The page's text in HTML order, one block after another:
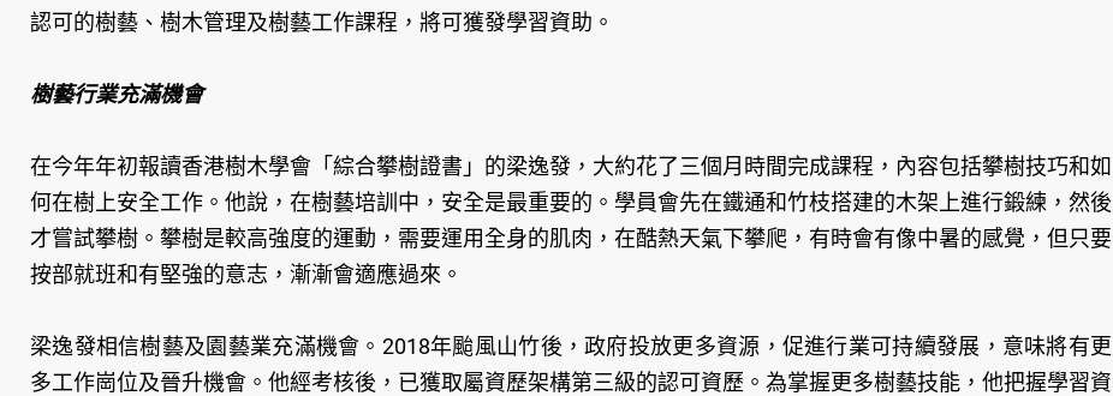
認可的樹藝、樹木管理及樹藝工作課程，將可獲發學習資助。
樹藝行業充滿機會
在今年年初報讀香港樹木學會「綜合攀樹證書」的梁逸發，大約花了三個月時間完成課程，內容包括攀樹技巧和如
何在樹上安全工作。他說，在樹藝培訓中，安全是最重要的。學員會先在鐵通和竹枝搭建的木架上進行鍛練，然後
才嘗試攀樹。攀樹是較高強度的運動，需要運用全身的肌肉，在酷熱天氣下攀爬，有時會有像中暑的感覺，但只要
按部就班和有堅強的意志，漸漸會適應過來。
梁逸發相信樹藝及園藝業充滿機會。2018年颱風山竹後，政府投放更多資源，促進行業可持續發展，意味將有更
多工作崗位及晉升機會。他經考核後，已獲取屬資歷架構第三級的認可資歷。為掌握更多樹藝技能，他把握學習資